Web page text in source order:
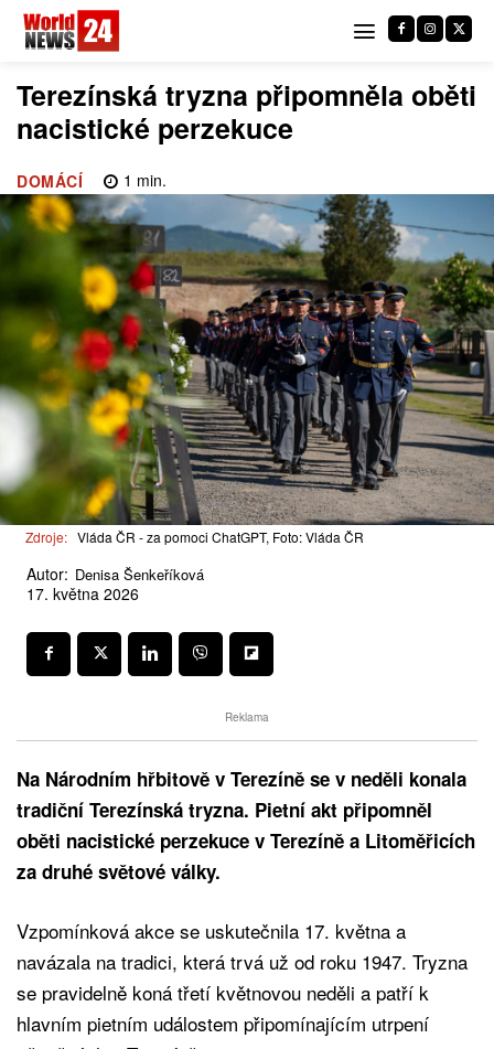
Terezínská tryzna připomněla oběti
nacistické perzekuce
DOMÁCÍ 1 min.
Zdroje: Vláda ČR - za pomoci ChatGPT, Foto: Vláda ČR
Autor: Denisa Šenkeříková
17. května 2026
Reklama
Na Národním hřbitově v Terezíně se v neděli konala
tradiční Terezínská tryzna. Pietní akt připomněl
oběti nacistické perzekuce v Terezíně a Litoměřicích
za druhé světové války.
Vzpomínková akce se uskutečnila 17. května a
navázala na tradici, která trvá už od roku 1947. Tryzna
se pravidelně koná třetí květnovou neděli a patří k
hlavním pietním událostem připomínajícím utrpení